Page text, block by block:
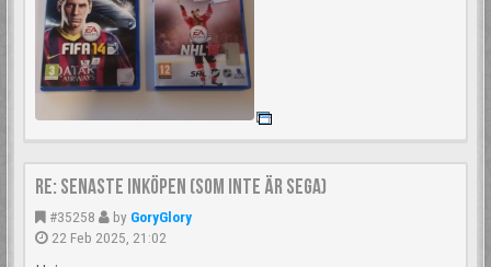
Re: Senaste inköpen (som inte är Sega)
#35258 by GoryGlory
22 Feb 2025, 21:02